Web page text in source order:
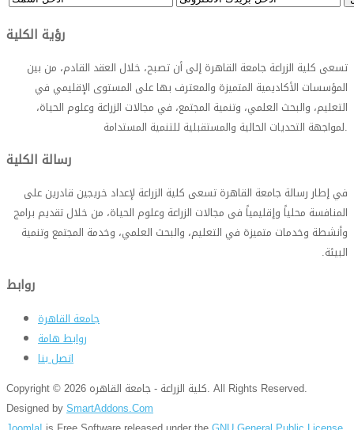
رؤية الكلية
تسعى كلية الزراعة جامعة القاهرة إلى أن تصبح، خلال العقد القادم، من بين
المؤسسات الأكاديمية المتميزة والمعترف بها على المستوى الإقليمي في
التعليم، والبحث العلمي، وتنمية المجتمع، في مجالات الزراعة وعلوم الحياة،
لمواجهة التحديات الحالية والمستقبلية للتنمية المستدامة.
في إطار رسالة جامعة القاهرة تسعى كلية الزراعة لإعداد خريجين قادرين على
المنافسة محلياً وإقليمياً فى مجالات الزراعة وعلوم الحياة، من خلال تقديم برامج
وأنشطة وخدمات متميزة في التعليم، والبحث العلمي، وخدمة المجتمع وتنمية
البيئة.
روابط
جامعة القاهرة
روابط هامة
اتصل بنا
Copyright © 2026 كلية الزراعة - جامعة القاهره. All Rights Reserved.
Designed bySmartAddons.Com